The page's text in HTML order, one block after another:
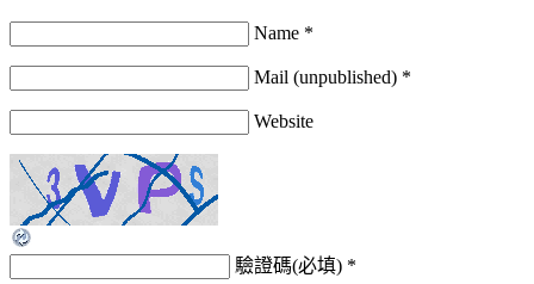
Name *
Mail (unpublished) *
Website
驗證碼(必填) *